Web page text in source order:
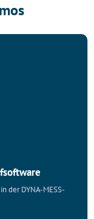
der DYNA-MESS-